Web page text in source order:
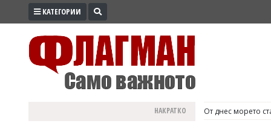
ПРОМО
КАТЕГОРИИ
НАКРАТКО България е №1 в